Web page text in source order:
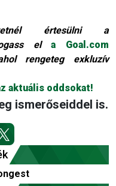
értesülni a
ela Goal.com
rengeteg exkluzív
aktuális oddsokat!
ismerőseiddel is.